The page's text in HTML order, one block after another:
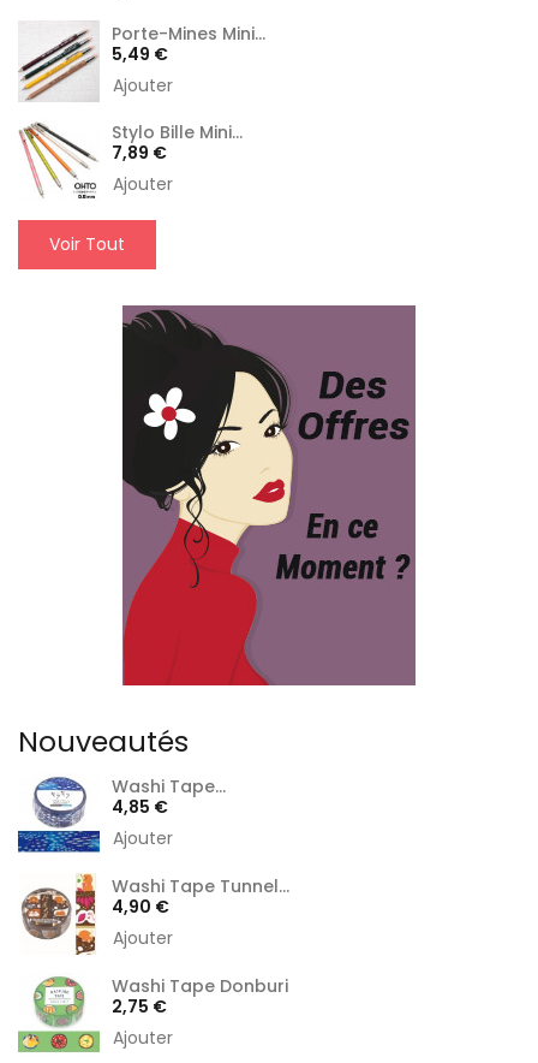
Porte-Mines Mini...
Prix
5,49 €
Ajouter
Stylo Bille Mini...
Prix
7,89 €
Ajouter
Voir Tout
Nouveautés
Washi Tape...
Prix
4,85 €
Ajouter
Washi Tape Tunnel...
Prix
4,90 €
Ajouter
Washi Tape Donburi
Prix
2,75 €
Ajouter